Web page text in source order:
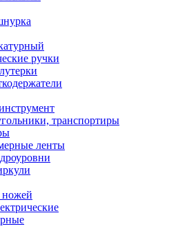
ручки
транспортиры
ленты
ножей